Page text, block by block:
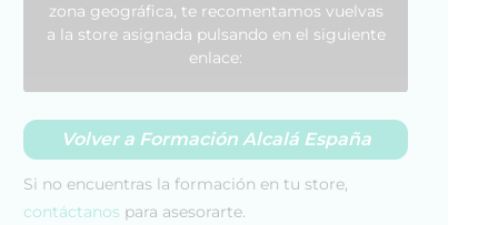
zona geográfica, te recomentamos vuelvas
a la store asignada pulsando en el siguiente
enlace:
Volver a Formación Alcalá España
Si no encuentras la formación en tu store,
contáctanos para asesorarte.